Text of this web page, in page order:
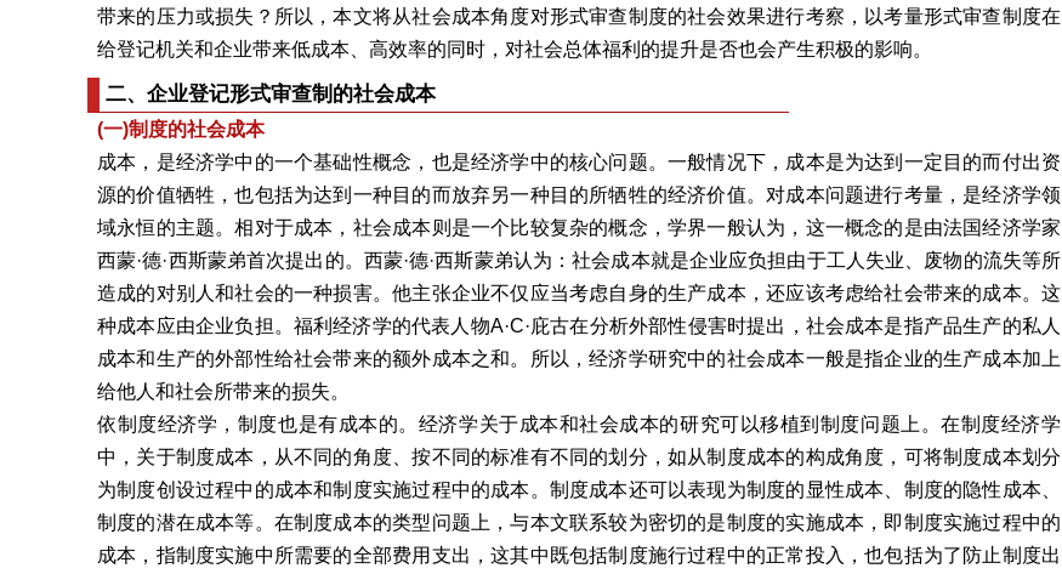
带来的压力或损失？所以，本文将从社会成本角度对形式审查制度的社会效果进行考察，以考量形式审查制度在
给登记机关和企业带来低成本、高效率的同时，对社会总体福利的提升是否也会产生积极的影响。
二、企业登记形式审查制的社会成本
(一)制度的社会成本
成本，是经济学中的一个基础性概念，也是经济学中的核心问题。一般情况下，成本是为达到一定目的而付出资
源的价值牺牲，也包括为达到一种目的而放弃另一种目的所牺牲的经济价值。对成本问题进行考量，是经济学领
域永恒的主题。相对于成本，社会成本则是一个比较复杂的概念，学界一般认为，这一概念的是由法国经济学家
西蒙·德·西斯蒙弟首次提出的。西蒙·德·西斯蒙弟认为：社会成本就是企业应负担由于工人失业、废物的流失等所
造成的对别人和社会的一种损害。他主张企业不仅应当考虑自身的生产成本，还应该考虑给社会带来的成本。这
种成本应由企业负担。福利经济学的代表人物A·C·庇古在分析外部性侵害时提出，社会成本是指产品生产的私人
成本和生产的外部性给社会带来的额外成本之和。所以，经济学研究中的社会成本一般是指企业的生产成本加上
给他人和社会所带来的损失。
依制度经济学，制度也是有成本的。经济学关于成本和社会成本的研究可以移植到制度问题上。在制度经济学
中，关于制度成本，从不同的角度、按不同的标准有不同的划分，如从制度成本的构成角度，可将制度成本划分
为制度创设过程中的成本和制度实施过程中的成本。制度成本还可以表现为制度的显性成本、制度的隐性成本、
制度的潜在成本等。在制度成本的类型问题上，与本文联系较为密切的是制度的实施成本，即制度实施过程中的
成本，指制度实施中所需要的全部费用支出，这其中既包括制度施行过程中的正常投入，也包括为了防止制度出